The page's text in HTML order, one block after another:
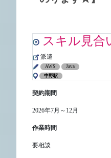
スキル見合
派遣
AWS
Java
中野駅
契約期間
2026年7月～12月
作業時間
要相談